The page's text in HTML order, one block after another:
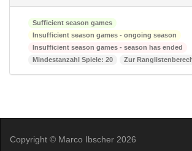
Sufficient season games
Insufficient season games - ongoing season
Insufficient season games - season has ended
Mindestanzahl Spiele: 20
Zur
Copyright © Marco Ibscher 2026